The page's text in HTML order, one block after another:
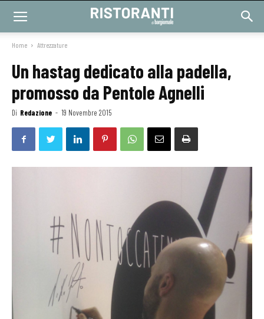
Home Attrezzature
Un hastag dedicato alla padella,
promosso da Pentole Agnelli
Di Redazione - 19 Novembre 2015